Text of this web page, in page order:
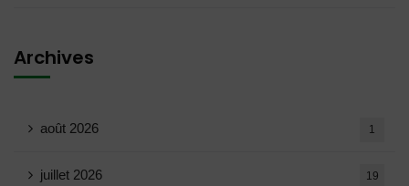
Archives
août 2026 1
juillet 2026 19